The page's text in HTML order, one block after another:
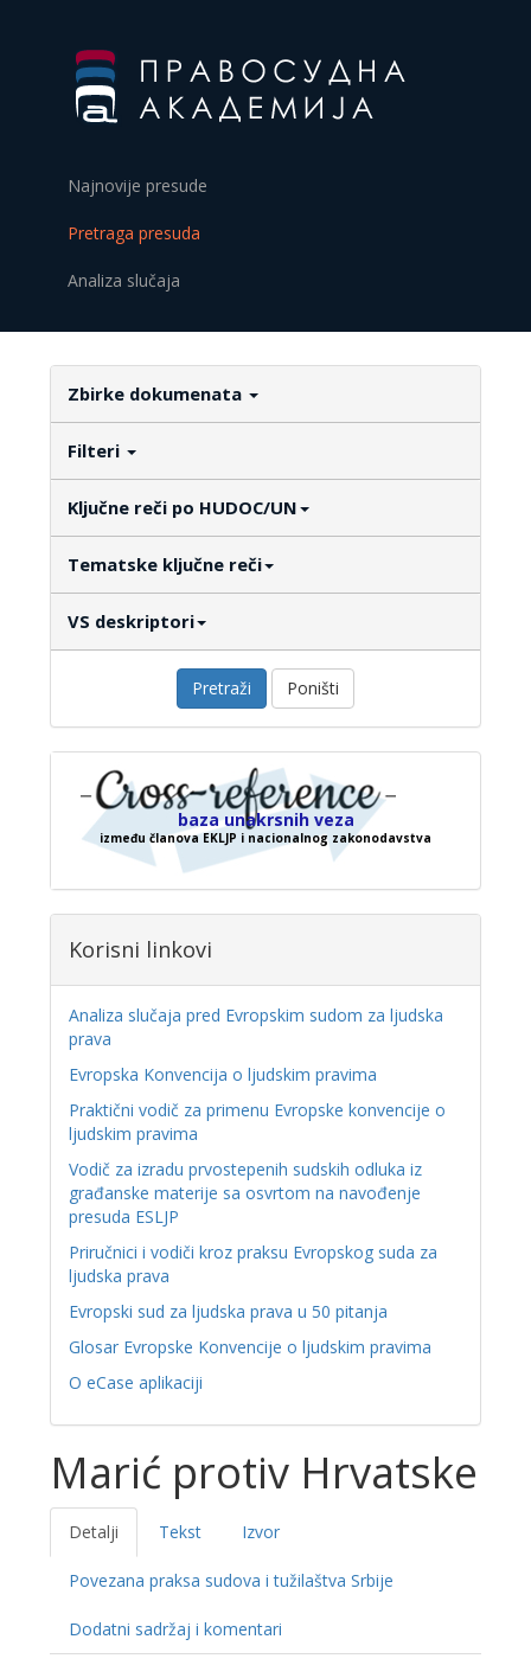
Najnovije presude
Pretraga presuda
Analiza slučaja
Zbirke dokumenata
Filteri
Ključne reči po HUDOC/UN
Tematske ključne reči
VS deskriptori
Pretraži Poništi
baza unakrsnih veza
između članova EKLJP i nacionalnog zakonodavstva
Korisni linkovi
Analiza slučaja pred Evropskim sudom za ljudska
prava
Evropska Konvencija o ljudskim pravima
Praktični vodič za primenu Evropske konvencije o
ljudskim pravima
Vodič za izradu prvostepenih sudskih odluka iz
građanske materije sa osvrtom na navođenje
presuda ESLJP
Priručnici i vodiči kroz praksu Evropskog suda za
ljudska prava
Evropski sud za ljudska prava u 50 pitanja
Glosar Evropske Konvencije o ljudskim pravima
O eCase aplikaciji
Marić protiv Hrvatske
Detalji Tekst Izvor
Povezana praksa sudova i tužilaštva Srbije
Dodatni sadržaj i komentari